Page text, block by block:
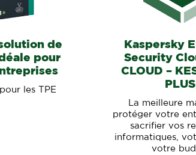
de
pour
les TPE
Kaspersky
Security
CLOUD –
La meilleure
protéger votre
sacrifier vos
informatiques,
votre